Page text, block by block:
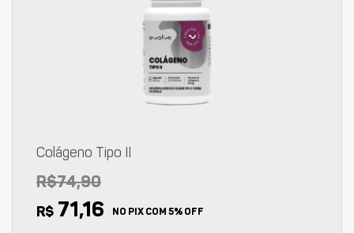
Colágeno Tipo II
R$74,90
R$ 71,16 NO PIX COM 5% OFF